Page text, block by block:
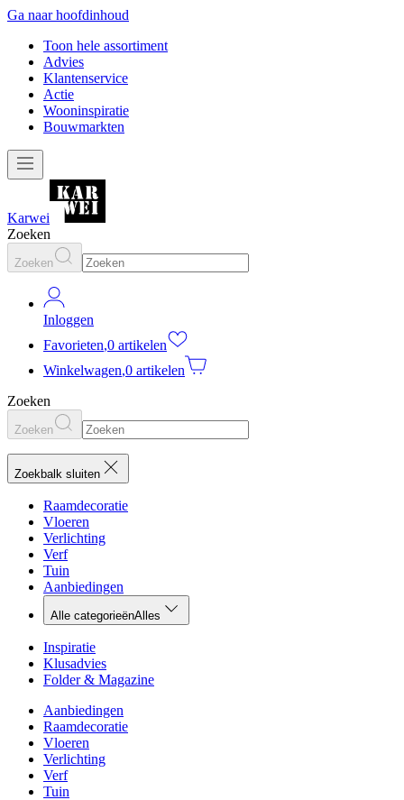
Ga naar hoofdinhoud
Toon hele assortiment
Advies
Klantenservice
Actie
Wooninspiratie
Bouwmarkten
Karwei
Zoeken
Zoeken
Inloggen
Favorieten,0 artikelen
Winkelwagen,0 artikelen
Zoeken
Zoeken
Zoekbalk sluiten
Raamdecoratie
Vloeren
Verlichting
Verf
Tuin
Aanbiedingen
Alle categorieënAlles
Inspiratie
Klusadvies
Folder & Magazine
Aanbiedingen
Raamdecoratie
Vloeren
Verlichting
Verf
Tuin